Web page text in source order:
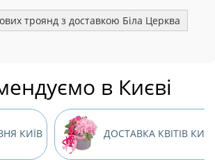
троянд з доставкою Біла Церква
в Києві
КИЇВ ДОСТАВКА КВІТІВ